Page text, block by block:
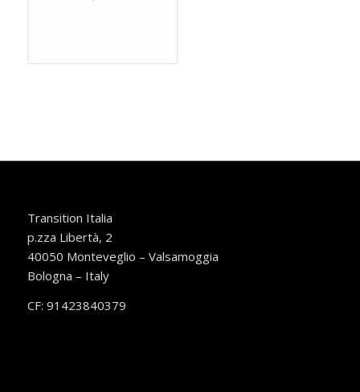
Transition Italia
p.zza Libertà, 2
40050 Monteveglio – Valsamoggia
Bologna – Italy
CF: 91423840379